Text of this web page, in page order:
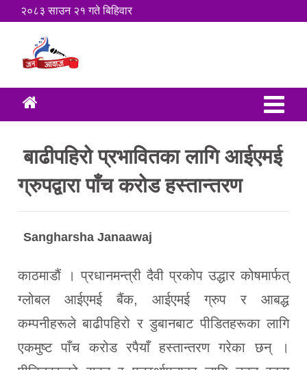
२०८३ साउन २१ गते बिहिवार
बाढीपहिरो प्रभावितका लागि आईएमई
ग्रुपद्वारा पाँच करोड हस्तान्तरण
Sangharsha Janaawaj
काठमाडौं । प्रधानमन्त्री दैवी प्रकोप उद्धार कोषमार्फत्
ग्लोबल आईएमई बैंक, आईएमई ग्रुप र आबद्ध
कम्पनीहरूले बाढीपहिरो र डुबानबाट पीडितहरूका लागि
एकमुष्ट पाँच करोड रपैयाँ हस्तान्तरण गरेका छन् ।